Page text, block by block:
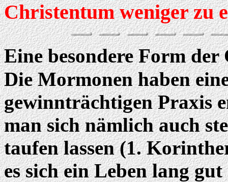
Christentum weniger zu
Eine besondere Form
Die Mormonen haben
gewinnträchtigen Praxis
man sich nämlich auch
taufen lassen (1.
es sich ein Leben lang